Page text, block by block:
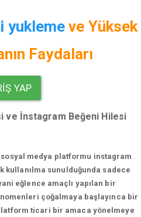
yukleme ve Yüksek
Faydaları
YAP
ve İnstagram Beğeni Hilesi
sosyal medya platformu instagram
kullanılma sunulduğunda sadece
eğlence amaçlı yapılan bir
çoğalmaya başlayınca bir
ticari bir amaca yönelmeye